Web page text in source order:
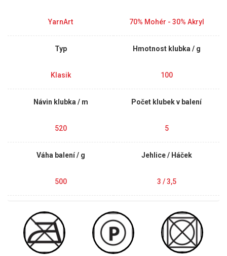
YarnArt 70% Mohér - 30% Akryl
Typ
Klasik
Hmotnost klubka / g
100
Návin klubka / m
520
Počet klubek v balení
5
Váha balení / g
500
Jehlice / Háček
3 / 3,5